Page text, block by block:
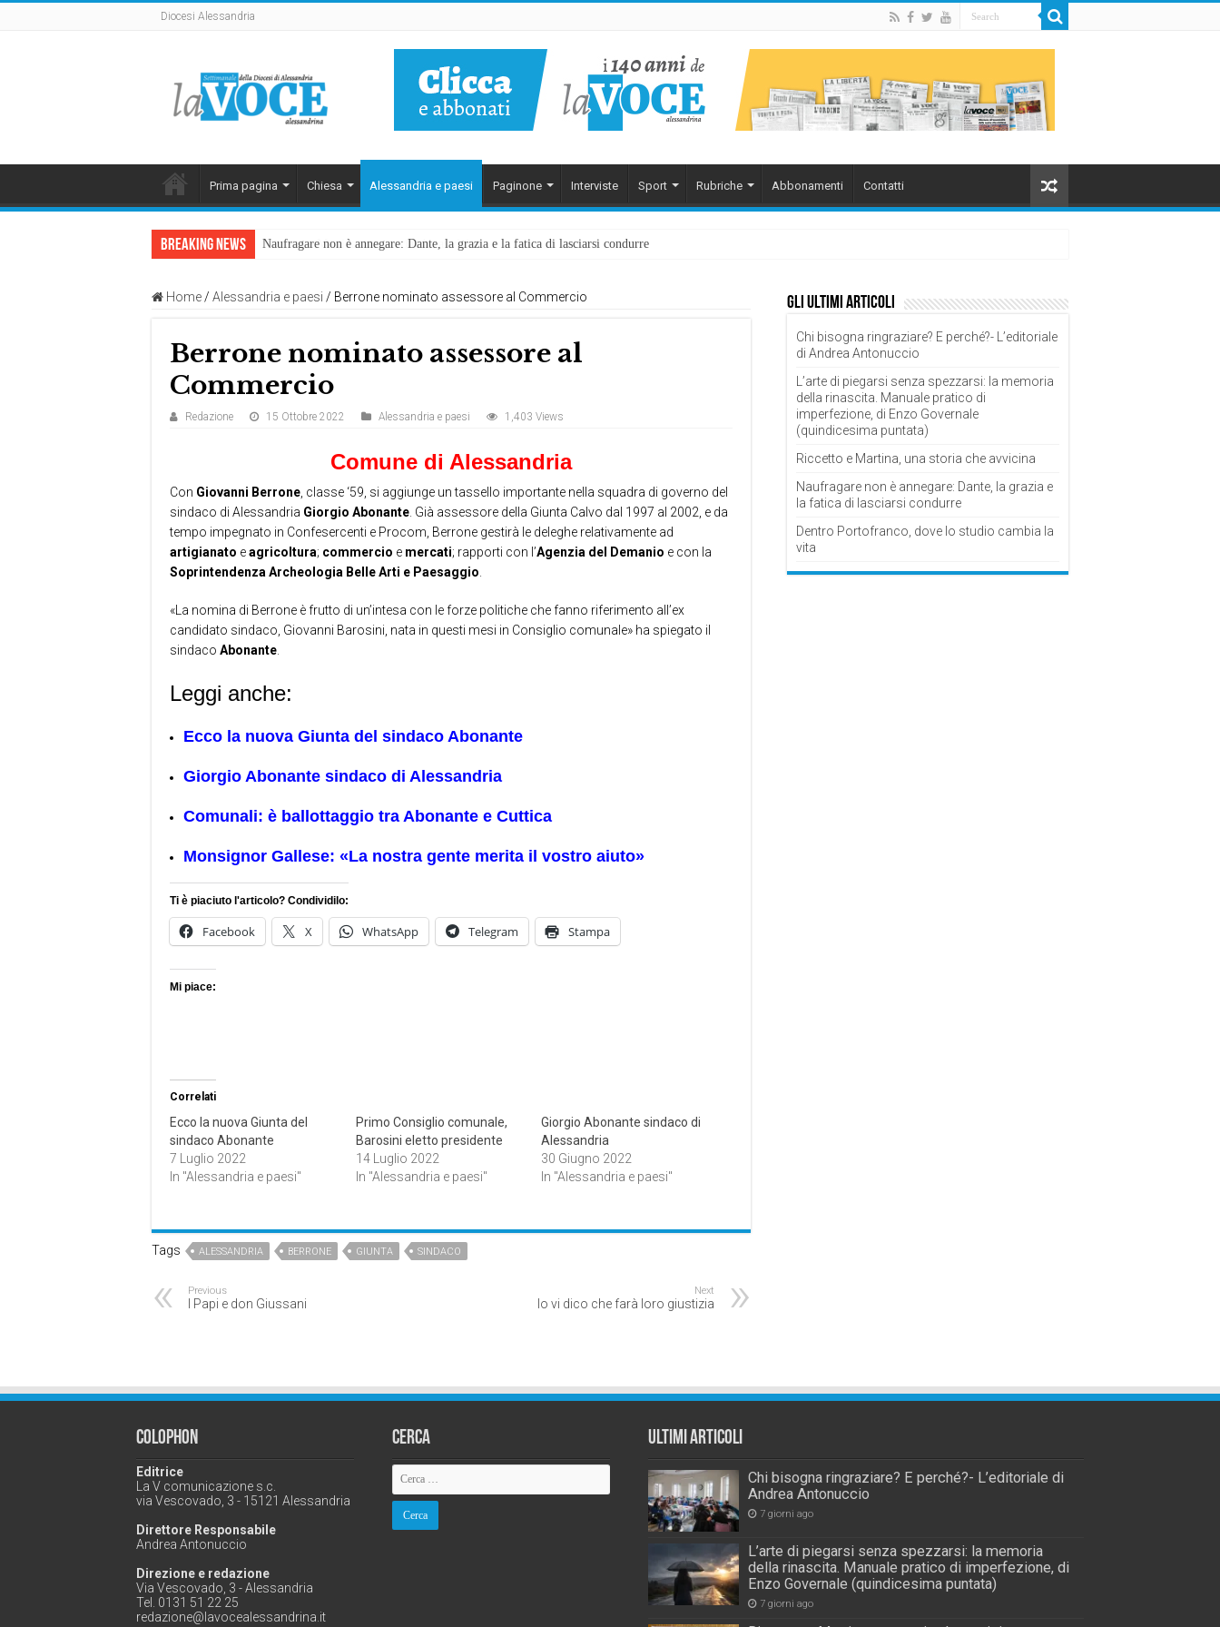
Diocesi Alessandria
Prima pagina Chiesa Alessandria e paesi Paginone Interviste Sport Rubriche Abbonamenti Contatti
Breaking News Naufragare non è annegare: Dante, la grazia e la fatica di lasciarsi condurre
Home / Alessandria e paesi / Berrone nominato assessore al Commercio
Berrone nominato assessore al
Commercio
Redazione 15 Ottobre 2022 Alessandria e paesi 1,403 Views
Comune di Alessandria
Con Giovanni Berrone, classe ‘59, si aggiunge un tassello importante nella squadra di governo del
sindaco di Alessandria Giorgio Abonante. Già assessore della Giunta Calvo dal 1997 al 2002, e da
tempo impegnato in Confesercenti e Procom, Berrone gestirà le deleghe relativamente ad
artigianato eagricoltura; commercio e mercati; rapporti con l’Agenzia del Demanio e con la
Soprintendenza Archeologia Belle Arti e Paesaggio.
«La nomina di Berrone è frutto di un’intesa con le forze politiche che fanno riferimento all’ex
candidato sindaco, Giovanni Barosini, nata in questi mesi in Consiglio comunale» ha spiegato il
sindaco Abonante.
Leggi anche:
Ecco la nuova Giunta del sindaco Abonante
Giorgio Abonante sindaco di Alessandria
Comunali: è ballottaggio tra Abonante e Cuttica
Monsignor Gallese: «La nostra gente merita il vostro aiuto»
Ti è piaciuto l'articolo? Condividilo:
Facebook X WhatsApp Telegram Stampa
Mi piace:
Correlati
Ecco la nuova Giunta del
sindaco Abonante
7 Luglio 2022
In "Alessandria e paesi"
Primo Consiglio comunale,
Barosini eletto presidente
14 Luglio 2022
In "Alessandria e paesi"
Giorgio Abonante sindaco di
Alessandria
30 Giugno 2022
In "Alessandria e paesi"
Tags ALESSANDRIA BERRONE GIUNTA SINDACO
Previous
I Papi e don Giussani
Next
Io vi dico che farà loro giustizia
Gli ultimi articoli
Chi bisogna ringraziare? E perché?- L’editoriale
di Andrea Antonuccio
L’arte di piegarsi senza spezzarsi: la memoria
della rinascita. Manuale pratico di
imperfezione, di Enzo Governale
(quindicesima puntata)
Riccetto e Martina, una storia che avvicina
Naufragare non è annegare: Dante, la grazia e
la fatica di lasciarsi condurre
Dentro Portofranco, dove lo studio cambia la
vita
Colophon
Editrice
La V comunicazione s.c.
via Vescovado, 3 - 15121 Alessandria
Direttore Responsabile
Andrea Antonuccio
Direzione e redazione
Via Vescovado, 3 - Alessandria
Tel. 0131 51 22 25
redazione@lavocealessandrina.it
Cerca Ultimi Articoli
Chi bisogna ringraziare? E perché?- L’editoriale di
Andrea Antonuccio
7 giorni ago
L’arte di piegarsi senza spezzarsi: la memoria
della rinascita. Manuale pratico di imperfezione, di
Enzo Governale (quindicesima puntata)
7 giorni ago